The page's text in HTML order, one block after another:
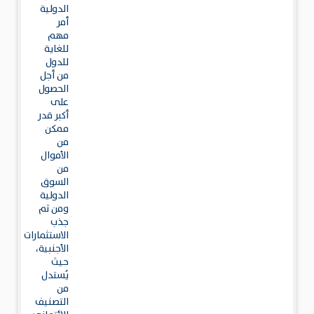
الدولية
أمر
مهم
للغاية
للدول
من أجل
الحصول
على
أكبر قدر
ممكن
من
الأموال
من
السوق
الدولية
ومن ثم
جذب
الاستثمارات
الأجنبية،
حيث
يُستدل
من
التصنيف